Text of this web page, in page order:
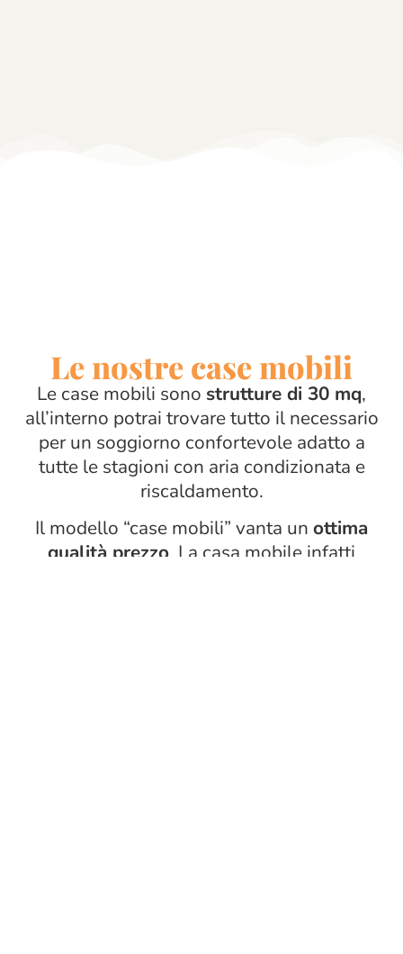
Le nostre case mobili
Le case mobili sono strutture di 30 mq,
all’interno potrai trovare tutto il necessario
per un soggiorno confortevole adatto a
tutte le stagioni con aria condizionata e
riscaldamento.
Il modello “case mobili” vanta un ottima
qualità prezzo. La casa mobile infatti